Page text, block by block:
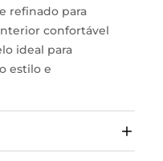
refinado para
confortável
ideal para
estilo e